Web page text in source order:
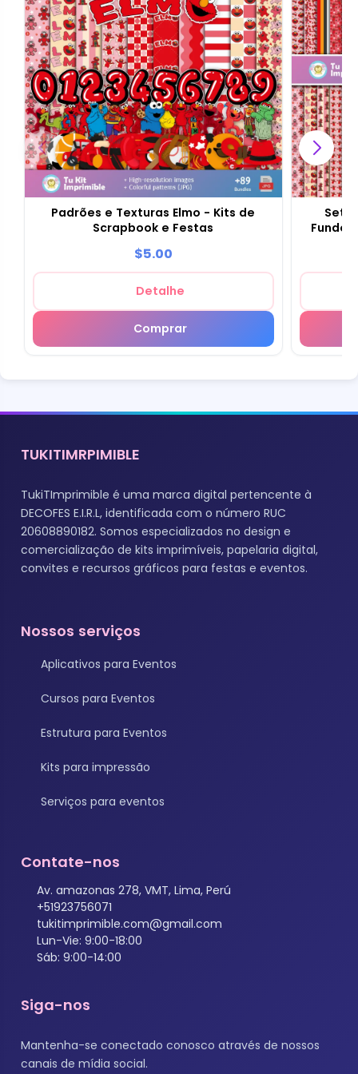
Padrões e Texturas Elmo - Kits de
Scrapbook e Festas
$5.00
Detalhe
Comprar
Set
TUKITIMRPIMIBLE
TukiTImprimible é uma marca digital pertencente à
DECOFES E.I.R.L, identificada com o número RUC
20608890182. Somos especializados no design e
comercialização de kits imprimíveis, papelaria digital,
convites e recursos gráficos para festas e eventos.
Nossos serviços
Aplicativos para Eventos
Cursos para Eventos
Estrutura para Eventos
Kits para impressão
Serviços para eventos
Contate-nos
Av. amazonas 278, VMT, Lima, Perú
+51923756071
tukitimprimible.com@gmail.com
Lun-Vie: 9:00-18:00
Sáb: 9:00-14:00
Siga-nos
Mantenha-se conectado conosco através de nossos
canais de mídia social.